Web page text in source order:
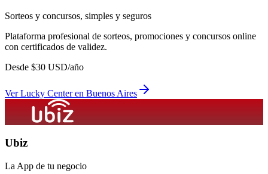
Sorteos y concursos, simples y seguros
Plataforma profesional de sorteos, promociones y concursos online
con certificados de validez.
Desde $30 USD/año
VerLucky Centeren Buenos Aires
Ubiz
La App de tu negocio